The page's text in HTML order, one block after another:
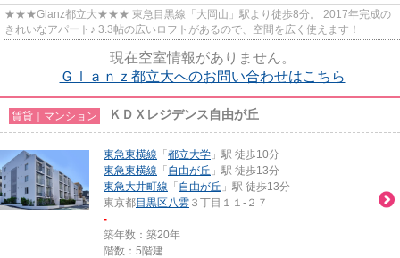
★★★Glanz都立大★★★ 東急目黒線「大岡山」駅より徒歩8分。 2017年完成の
きれいなアパート♪ 3.3帖の広いロフトがあるので、空間を広く使えます！
現在空室情報がありません。
Ｇｌａｎｚ都立大へのお問い合わせはこちら
賃貸｜マンション ＫＤＸレジデンス自由が丘
東急東横線 「 都立大学 」駅 徒歩10分
東急東横線 「 自由が丘 」駅 徒歩13分
東急大井町線 「 自由が丘 」駅 徒歩13分
東京都目黒区八雲 ３丁目１１-２７
-
築年数：築20年
階数：5階建